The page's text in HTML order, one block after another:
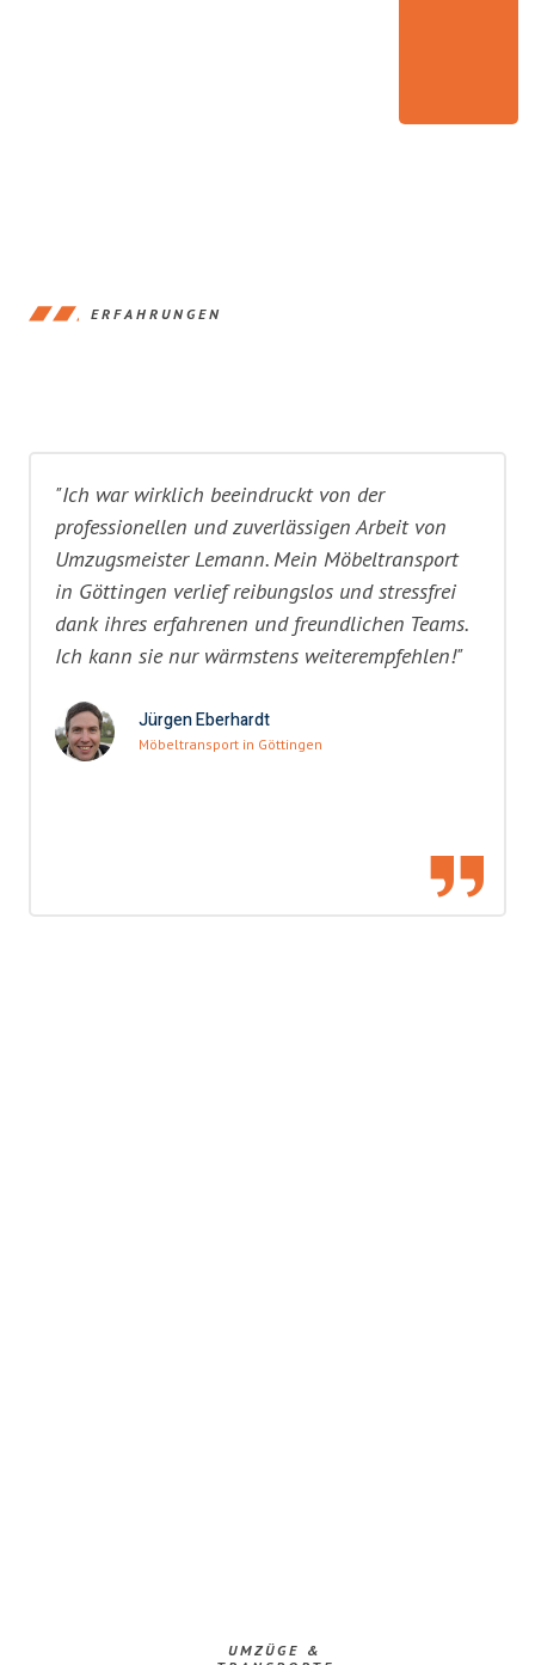
ERFAHRUNGEN
"Ich war wirklich beeindruckt von der
professionellen und zuverlässigen Arbeit von
Umzugsmeister Lemann. Mein Möbeltransport
in Göttingen verlief reibungslos und stressfrei
dank ihres erfahrenen und freundlichen Teams.
Ich kann sie nur wärmstens weiterempfehlen!"
Jürgen Eberhardt
Möbeltransport in Göttingen
UMZÜGE &